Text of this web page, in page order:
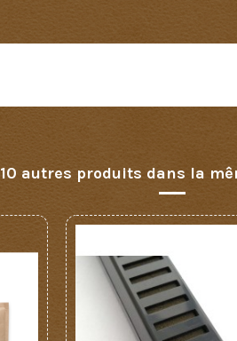
10 autres produits dans la